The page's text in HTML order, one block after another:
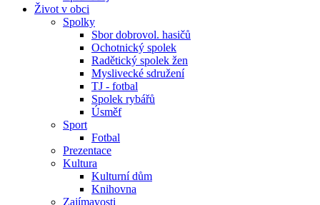
Život v obci
Spolky
Sbor dobrovol. hasičů
Ochotnický spolek
Radětický spolek žen
Myslivecké sdružení
TJ - fotbal
Spolek rybářů
Úsměf
Sport
Fotbal
Prezentace
Kultura
Kulturní dům
Knihovna
Zajímavosti